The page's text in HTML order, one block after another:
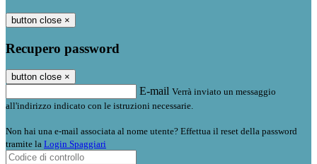
button close ×
Recupero password
button close ×
E-mail Verrà inviato un messaggio
all'indirizzo indicato con le istruzioni necessarie.
Non hai una e-mail associata al nome utente? Effettua il reset della password
tramite la Login Spaggiari